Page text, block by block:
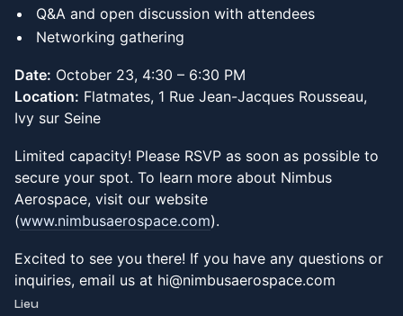
Q&A and open discussion with attendees
Networking gathering
Date: October 23, 4:30 – 6:30 PM
Location: Flatmates, 1 Rue Jean-Jacques Rousseau,
Ivy sur Seine
Limited capacity! Please RSVP as soon as possible to
secure your spot. To learn more about Nimbus
Aerospace, visit our website
(www.nimbusaerospace.com).
Excited to see you there! If you have any questions or
inquiries, email us at hi@nimbusaerospace.com
Lieu